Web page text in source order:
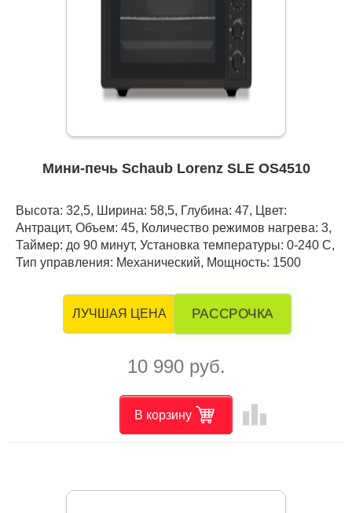
Мини-печь Schaub Lorenz SLE OS4510
Высота: 32,5, Ширина: 58,5, Глубина: 47, Цвет:
Антрацит, Объем: 45, Количество режимов нагрева: 3,
Таймер: до 90 минут, Установка температуры: 0-240 С,
Тип управления: Механический, Мощность: 1500
ЛУЧШАЯ ЦЕНА РАССРОЧКА
10 990 руб.
В корзину leaderboard